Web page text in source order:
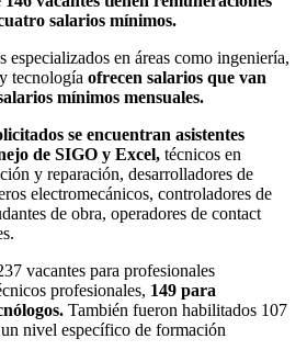
salarios mínimos.
especializados en áreas como ingeniería,
tecnología ofrecen salarios que van
mínimos mensuales.
se encuentran asistentes
de SIGO y Excel, técnicos en
y reparación, desarrolladores de
electromecánicos, controladores de
de obra, operadores de contact
vacantes para profesionales
profesionales, 149 para
También fueron habilitados 107
nivel específico de formación